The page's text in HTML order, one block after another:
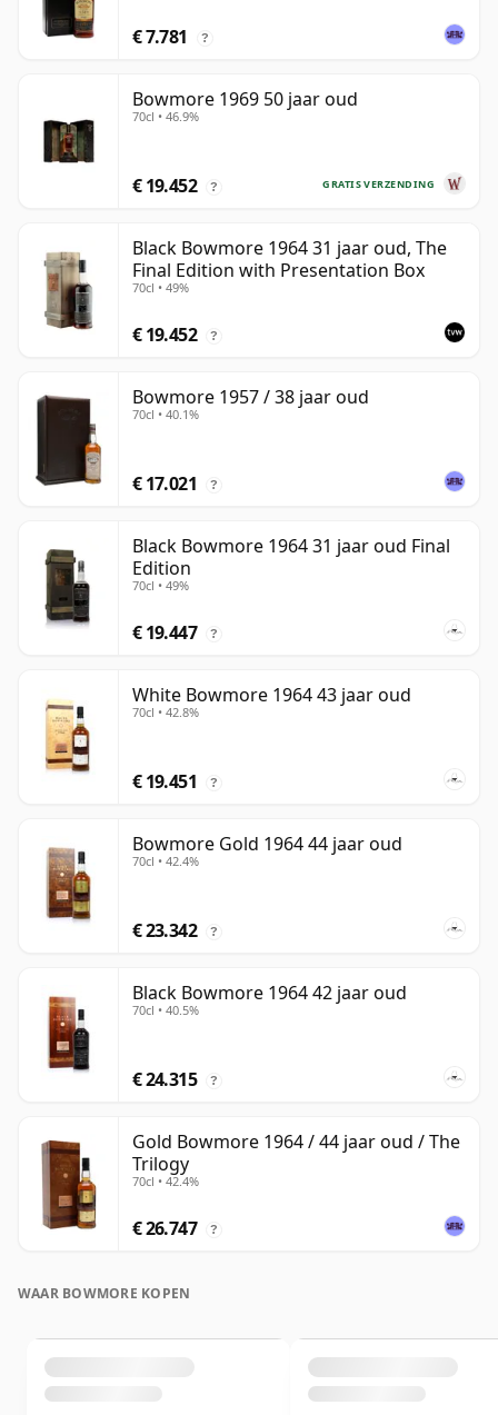
€ 7.781 ?
Bowmore 1969 50 jaar oud
70cl • 46.9%
GRATIS VERZENDING
€ 19.452 ?
Black Bowmore 1964 31 jaar oud, The
Final Edition with Presentation Box
70cl • 49%
€ 19.452 ?
Bowmore 1957 / 38 jaar oud
70cl • 40.1%
€ 17.021 ?
Black Bowmore 1964 31 jaar oud Final
Edition
70cl • 49%
€ 19.447 ?
White Bowmore 1964 43 jaar oud
70cl • 42.8%
€ 19.451 ?
Bowmore Gold 1964 44 jaar oud
70cl • 42.4%
€ 23.342 ?
Black Bowmore 1964 42 jaar oud
70cl • 40.5%
€ 24.315 ?
Gold Bowmore 1964 / 44 jaar oud / The
Trilogy
70cl • 42.4%
€ 26.747 ?
WAAR BOWMORE KOPEN